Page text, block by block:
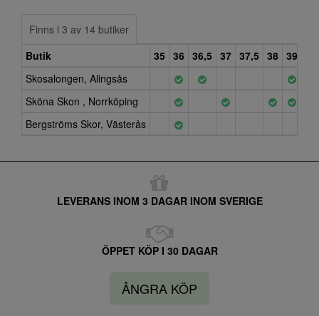
Finns i 3 av 14 butiker
Butik
35 36 36,5 37 37,5 38 39
Skosalongen, Alingsås
Sköna Skon , Norrköping
Bergströms Skor, Västerås
LEVERANS INOM 3 DAGAR INOM SVERIGE
ÖPPET KÖP I 30 DAGAR
ÅNGRA KÖP